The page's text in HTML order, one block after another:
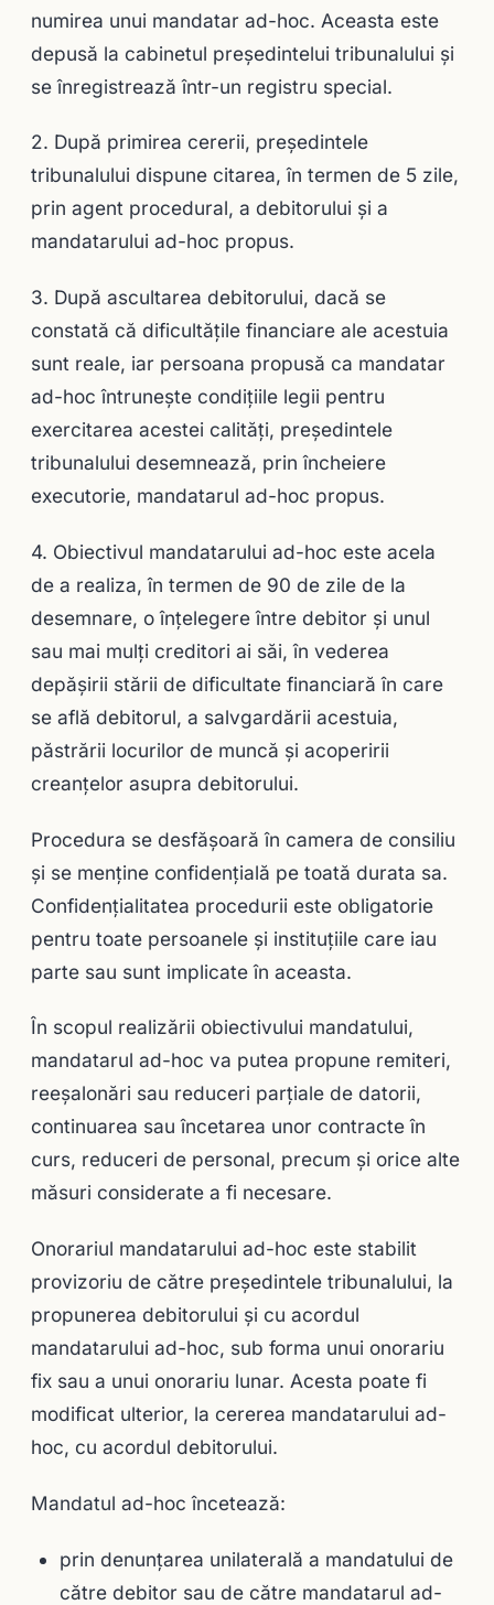
numirea unui mandatar ad-hoc. Aceasta este
depusă la cabinetul preşedintelui tribunalului şi
se înregistrează într-un registru special.
2. După primirea cererii, preşedintele
tribunalului dispune citarea, în termen de 5 zile,
prin agent procedural, a debitorului şi a
mandatarului ad-hoc propus.
3. După ascultarea debitorului, dacă se
constată că dificultăţile financiare ale acestuia
sunt reale, iar persoana propusă ca mandatar
ad-hoc întruneşte condiţiile legii pentru
exercitarea acestei calităţi, preşedintele
tribunalului desemnează, prin încheiere
executorie, mandatarul ad-hoc propus.
4. Obiectivul mandatarului ad-hoc este acela
de a realiza, în termen de 90 de zile de la
desemnare, o înţelegere între debitor şi unul
sau mai mulţi creditori ai săi, în vederea
depăşirii stării de dificultate financiară în care
se află debitorul, a salvgardării acestuia,
păstrării locurilor de muncă şi acoperirii
creanţelor asupra debitorului.
Procedura se desfăşoară în camera de consiliu
şi se menţine confidenţială pe toată durata sa.
Confidenţialitatea procedurii este obligatorie
pentru toate persoanele şi instituţiile care iau
parte sau sunt implicate în aceasta.
În scopul realizării obiectivului mandatului,
mandatarul ad-hoc va putea propune remiteri,
reeşalonări sau reduceri parţiale de datorii,
continuarea sau încetarea unor contracte în
curs, reduceri de personal, precum şi orice alte
măsuri considerate a fi necesare.
Onorariul mandatarului ad-hoc este stabilit
provizoriu de către preşedintele tribunalului, la
propunerea debitorului şi cu acordul
mandatarului ad-hoc, sub forma unui onorariu
fix sau a unui onorariu lunar. Acesta poate fi
modificat ulterior, la cererea mandatarului ad-
hoc, cu acordul debitorului.
Mandatul ad-hoc încetează:
prin denunţarea unilaterală a mandatului de
către debitor sau de către mandatarul ad-